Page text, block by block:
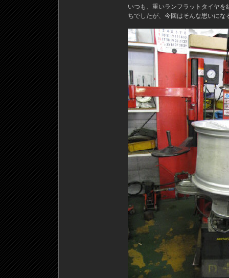
いつも、重いランフラットタイヤ
ちでしたが、今回はそんな思いに